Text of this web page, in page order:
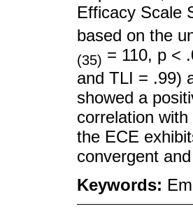
Efficacy Scale
based on the
(35) = 110, p <
and TLI = .99)
showed a
correlation
the ECE
convergent
Keywords: